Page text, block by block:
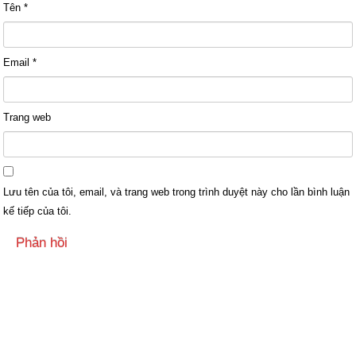
Tên *
Email *
Trang web
Lưu tên của tôi, email, và trang web trong trình duyệt này cho lần bình luận
kế tiếp của tôi.